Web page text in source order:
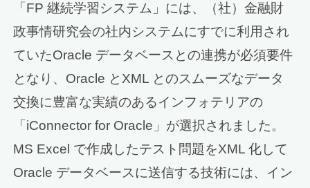
「FP 継続学習システム」には、（社）金融財
政事情研究会の社内システムにすでに利用され
ていたOracle データベースとの連携が必須要件
となり、Oracle とXML とのスムーズなデータ
交換に豊富な実績のあるインフォテリアの
「iConnector for Oracle」が選択されました。
MS Excel で作成したテスト問題をXML 化して
Oracle データベースに送信する技術には、イン